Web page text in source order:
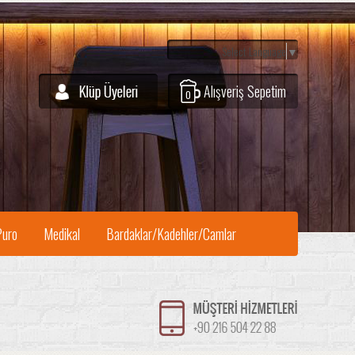
Alışveriş Sepetim
0
Select Language ▼
Medikal Bardaklar/Kadehler/Camlar